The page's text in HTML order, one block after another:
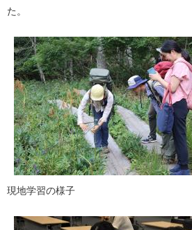
た。
​現地学習の様子